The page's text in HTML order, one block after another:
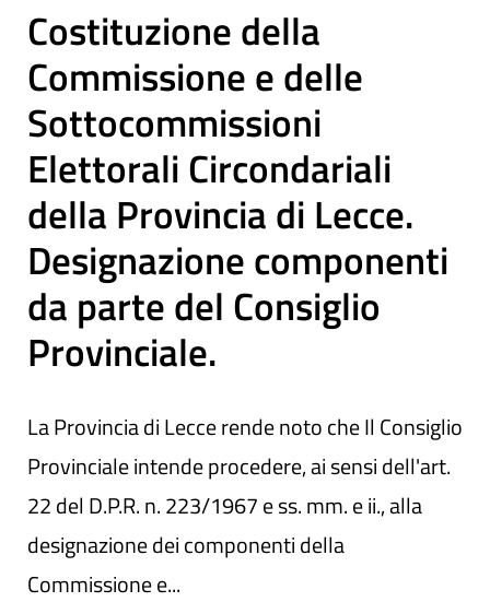
Costituzione della
Commissione e delle
Sottocommissioni
Elettorali Circondariali
della Provincia di Lecce.
Designazione componenti
da parte del Consiglio
Provinciale.
La Provincia di Lecce rende noto che Il Consiglio
Provinciale intende procedere, ai sensi dell'art.
22 del D.P.R. n. 223/1967 e ss. mm. e ii., alla
designazione dei componenti della
Commissione e...